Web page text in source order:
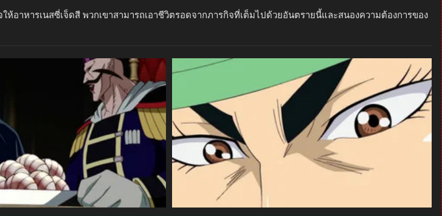
ห้อาหารเนสซี่เจ็ดสี พวกเขาสามารถเอาชีวิตรอดจากภารกิจที่เต็มไปด้วยอันตรายนี้และสนองความต้องการของ